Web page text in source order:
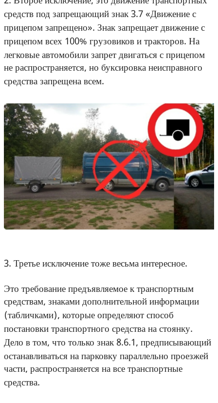
средств под запрещающий знак 3.7 «Движение с
прицепом запрещено». Знак запрещает движение с
прицепом всех 100% грузовиков и тракторов. На
легковые автомобили запрет двигаться с прицепом
не распространяется, но буксировка неисправного
средства запрещена всем.
3. Третье исключение тоже весьма интересное.
Это требование предъявляемое к транспортным
средствам, знаками дополнительной информации
(табличками), которые определяют способ
постановки транспортного средства на стоянку.
Дело в том, что только знак 8.6.1, предписывающий
останавливаться на парковку параллельно проезжей
части, распространяется на все транспортные
средства.